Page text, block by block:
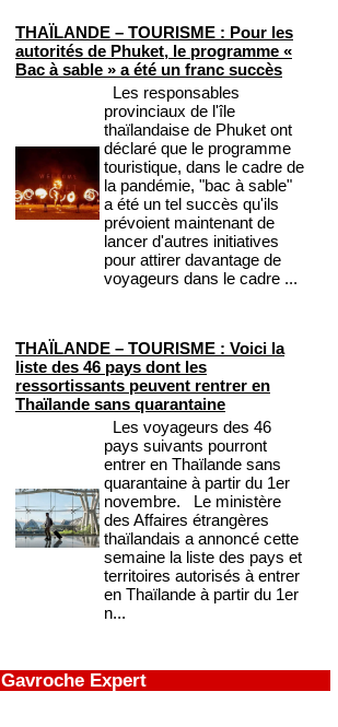
THAÏLANDE – TOURISME : Pour les
autorités de Phuket, le programme «
Bac à sable » a été un franc succès
Les responsables
provinciaux de l'île
thaïlandaise de Phuket ont
déclaré que le programme
touristique, dans le cadre de
la pandémie, "bac à sable"
a été un tel succès qu'ils
prévoient maintenant de
lancer d'autres initiatives
pour attirer davantage de
voyageurs dans le cadre ...
THAÏLANDE – TOURISME : Voici la
liste des 46 pays dont les
ressortissants peuvent rentrer en
Thaïlande sans quarantaine
Les voyageurs des 46
pays suivants pourront
entrer en Thaïlande sans
quarantaine à partir du 1er
novembre. Le ministère
des Affaires étrangères
thaïlandais a annoncé cette
semaine la liste des pays et
territoires autorisés à entrer
en Thaïlande à partir du 1er
n...
Gavroche Expert